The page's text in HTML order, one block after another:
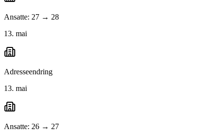
Ansatte: 27 → 28
13. mai
Adresseendring
13. mai
Ansatte: 26 → 27